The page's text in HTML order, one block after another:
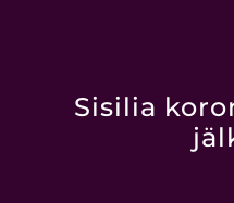
Sisilia